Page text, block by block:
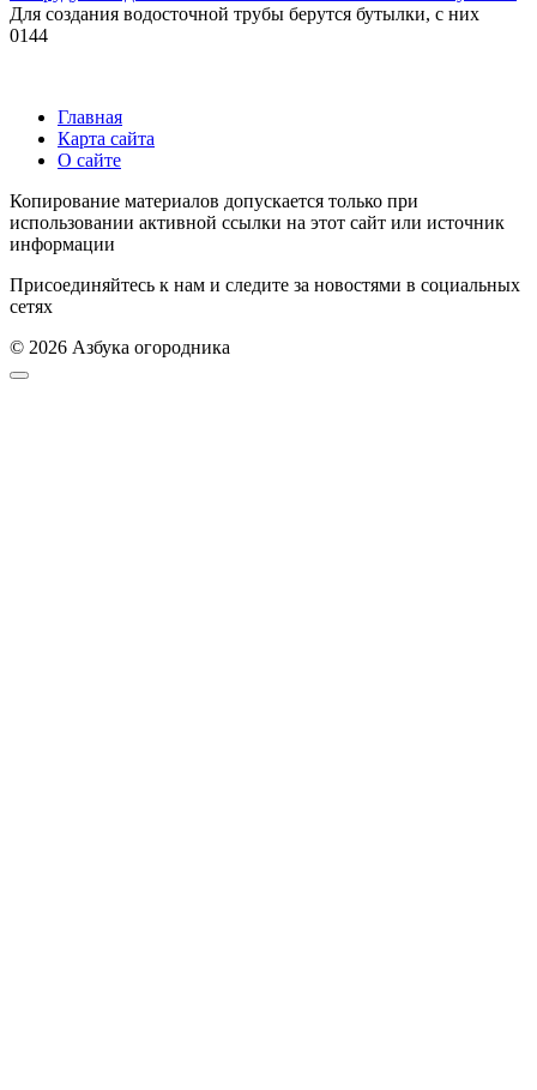
Для создания водосточной трубы берутся бутылки, с них
0144
Главная
Карта сайта
О сайте
Копирование материалов допускается только при
использовании активной ссылки на этот сайт или источник
информации
Присоединяйтесь к нам и следите за новостями в социальных
сетях
© 2026 Азбука огородника